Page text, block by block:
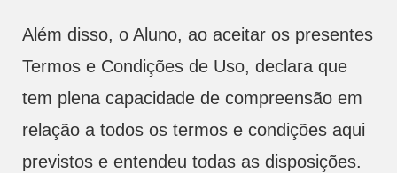
Além disso, o Aluno, ao aceitar os presentes
Termos e Condições de Uso, declara que
tem plena capacidade de compreensão em
relação a todos os termos e condições aqui
previstos e entendeu todas as disposições.